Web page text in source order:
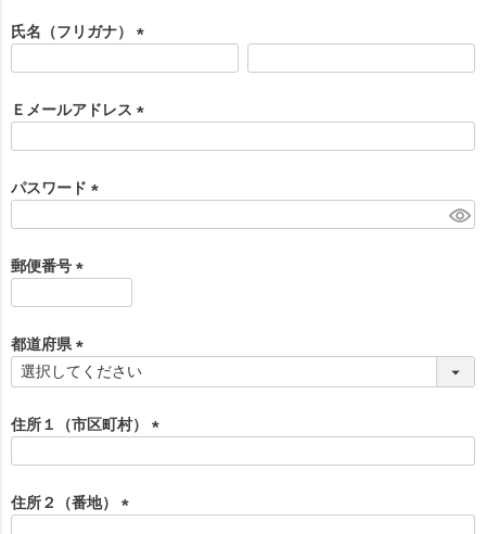
須
)
氏名（フリガナ）
須
)
Ｅメールアドレス
)
パスワード
)
郵便番号
須
)
都道府県
(
須
)
住所１（市区町村）
)
住所２（番地）